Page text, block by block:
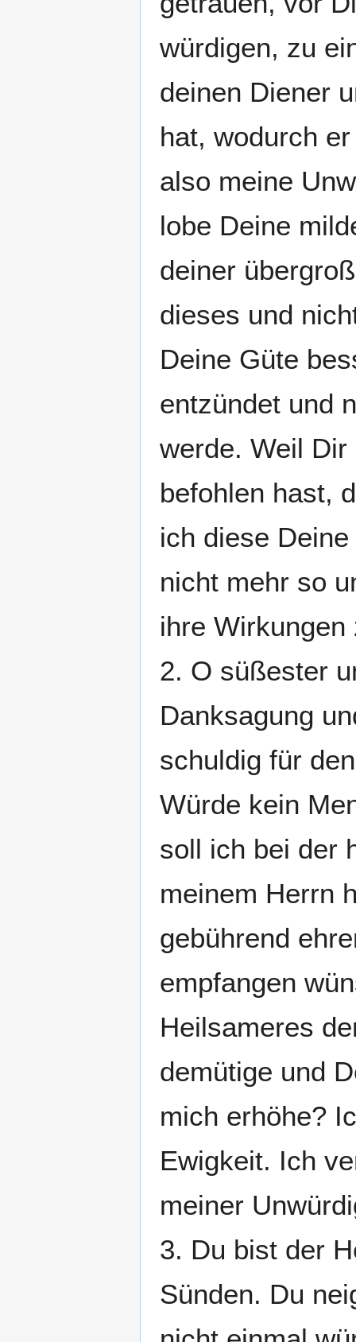
würdigen, zu
deinen Diener
hat, wodurch
also meine
lobe Deine
deiner
dieses und
Deine Güte
entzündet und
werde. Weil
befohlen hast,
ich diese
nicht mehr so
ihre Wirkungen
2. O süßester
Danksagung
schuldig für
Würde kein
soll ich bei der
meinem Herrn
gebührend
empfangen
Heilsameres
demütige und
mich erhöhe?
Ewigkeit. Ich
meiner
3. Du bist der
Sünden. Du